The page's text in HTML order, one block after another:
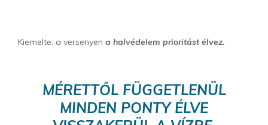
Kiemelte: a versenyen a halvédelem prioritást élvez.
MÉRETTŐL FÜGGETLENÜL
MINDEN PONTY ÉLVE